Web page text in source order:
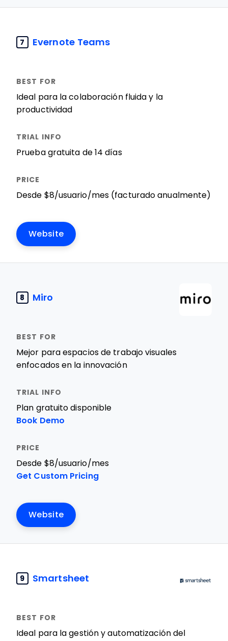
7 Evernote Teams
Ideal para la colaboración fluida y la
productividad
Prueba gratuita de 14 días
Desde $8/usuario/mes (facturado anualmente)
Website
8 Miro
Mejor para espacios de trabajo visuales
enfocados en la innovación
Plan gratuito disponible
Book Demo
Desde $8/usuario/mes
Get Custom Pricing
Website
9 Smartsheet
Ideal para la gestión y automatización del